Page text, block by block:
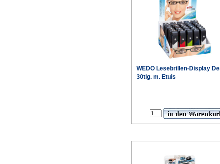
WEDO Lesebrillen-Display
30tlg. m. Etuis